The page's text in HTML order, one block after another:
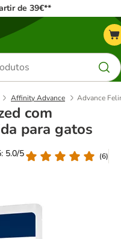
de 39€**
Affinity Advance Advance
com
para gatos
5.0/5
(6)